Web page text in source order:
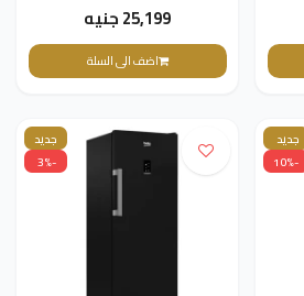
25,199 جنيه
اضف الى السلة
جديد
-10%
جديد
-3%